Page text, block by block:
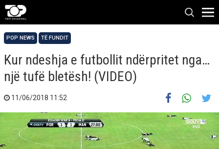
POP NEWS TË FUNDIT
Kur ndeshja e futbollit ndërpritet nga…
një tufë bletësh! (VIDEO)
11/06/2018 11:52